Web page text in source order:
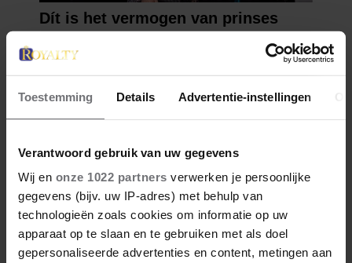
Toestemming Details Advertentie-instellingen
Verantwoord gebruik van uw gegevens
Wij en onze 1022 partners verwerken je persoonlijke
gegevens (bijv. uw IP-adres) met behulp van
technologieën zoals cookies om informatie op uw
apparaat op te slaan en te gebruiken met als doel
gepersonaliseerde advertenties en content, metingen aan